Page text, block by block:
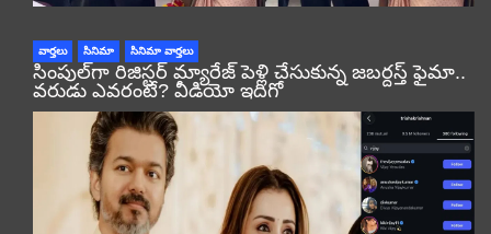
వార్తలు సినిమా సినిమా వార్తలు
సింపుల్‌గా రిజిస్టర్‌ మ్యారేజ్ పెళ్లి చేసుకున్న జబర్దస్త్ ఫైమా..
వరుడు ఎవరంటే? వీడియో ఇదిగో